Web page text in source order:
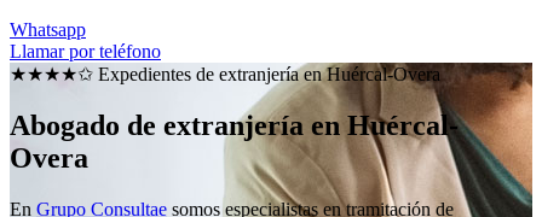
Whatsapp
Llamar por teléfono
★★★★✩ Expedientes de extranjería enHuércal-Overa
Abogado de extranjería en Huércal-
Overa
En Grupo Consultae somos especialistas en tramitación de